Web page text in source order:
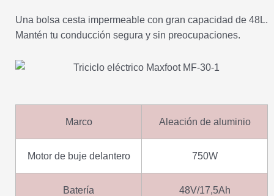
Una bolsa cesta impermeable con gran capacidad de 48L.
Mantén tu conducción segura y sin preocupaciones.
Marco Aleación de aluminio
Motor de buje delantero 750W
Batería 48V/17,5Ah